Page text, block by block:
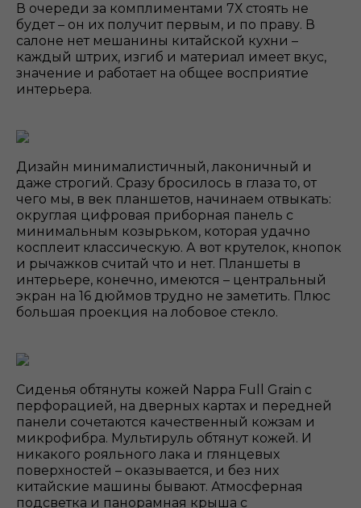
В очереди за комплиментами 7Х стоять не
будет – он их получит первым, и по праву. В
салоне нет мешанины китайской кухни –
каждый штрих, изгиб и материал имеет вкус,
значение и работает на общее восприятие
интерьера.
Дизайн минималистичный, лаконичный и
даже строгий. Сразу бросилось в глаза то, от
чего мы, в век планшетов, начинаем отвыкать:
округлая цифровая приборная панель с
минимальным козырьком, которая удачно
косплеит классическую. А вот крутелок, кнопок
и рычажков считай что и нет. Планшеты в
интерьере, конечно, имеются – центральный
экран на 16 дюймов трудно не заметить. Плюс
большая проекция на лобовое стекло.
Сиденья обтянуты кожей Nappa Full Grain с
перфорацией, на дверных картах и передней
панели сочетаются качественный кожзам и
микрофибра. Мультируль обтянут кожей. И
никакого рояльного лака и глянцевых
поверхностей – оказывается, и без них
китайские машины бывают. Атмосферная
подсветка и панорамная крыша с